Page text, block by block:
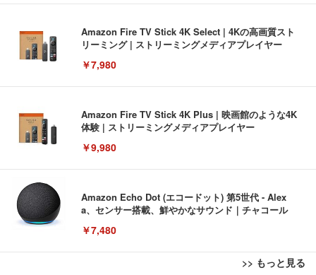
Amazon Fire TV Stick 4K Select | 4Kの高画質スト
リーミング | ストリーミングメディアプレイヤー
￥7,980
Amazon Fire TV Stick 4K Plus | 映画館のような4K
体験 | ストリーミングメディアプレイヤー
￥9,980
Amazon Echo Dot (エコードット) 第5世代 - Alex
a、センサー搭載、鮮やかなサウンド｜チャコール
￥7,480
>> もっと見る